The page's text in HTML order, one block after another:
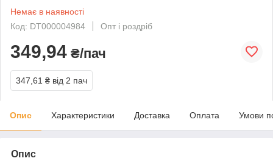
Немає в наявності
Код: DT000004984
Опт і роздріб
349,94 ₴/пач
347,61 ₴ від 2 пач
Опис Характеристики Доставка Оплата Умови
Опис